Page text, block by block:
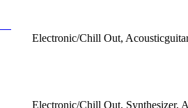
Electronic/Chill Out,
Electronic/Chill Out, Synthesizer,